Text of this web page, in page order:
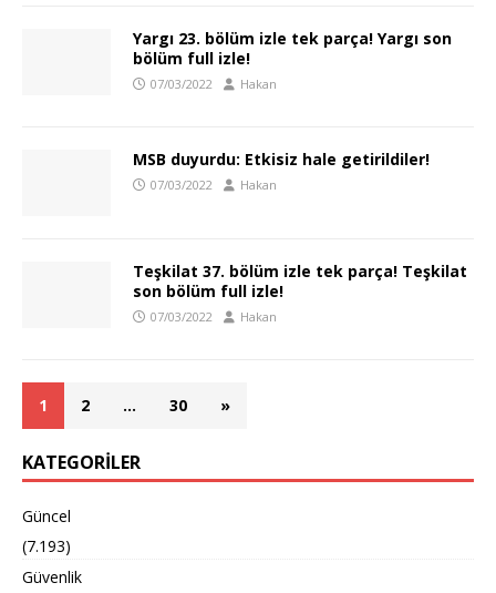
Yargı 23. bölüm izle tek parça! Yargı son
bölüm full izle!
07/03/2022 Hakan
MSB duyurdu: Etkisiz hale getirildiler!
07/03/2022 Hakan
Teşkilat 37. bölüm izle tek parça! Teşkilat
son bölüm full izle!
07/03/2022 Hakan
1 2 … 30 »
KATEGORILER
Güncel
(7.193)
Güvenlik